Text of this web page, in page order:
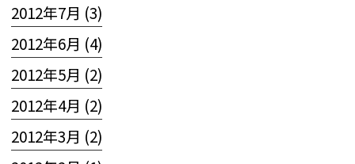
2012年7月 (3)
2012年6月 (4)
2012年5月 (2)
2012年4月 (2)
2012年3月 (2)